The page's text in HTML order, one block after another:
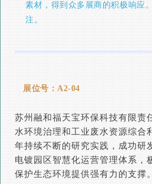
素材，得到众多展商的积极响应
注。
展位号：A2-04
苏州融和福天宝环保科技有限责
水环境治理和工业废水资源综合
年持续不断的研究实践，成功研
电镀园区智慧化运营管理体系，
保护生态环境提供强有力的支撑